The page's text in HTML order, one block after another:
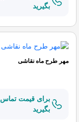
بگیرید
مهر طرح ماه نقاشی
برای قیمت تماس
بگیرید